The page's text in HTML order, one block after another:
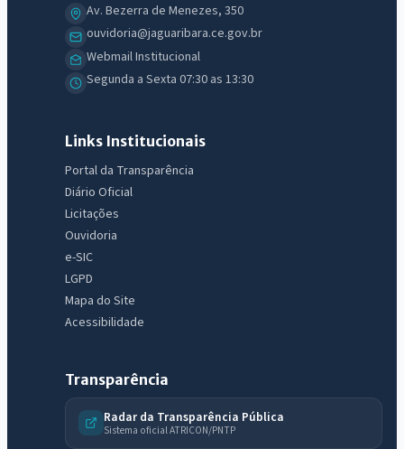
Av. Bezerra de Menezes, 350
ouvidoria@jaguaribara.ce.gov.br
Webmail Institucional
Segunda a Sexta 07:30 as 13:30
Links Institucionais
Portal da Transparência
Diário Oficial
Licitações
Ouvidoria
e-SIC
LGPD
Mapa do Site
Acessibilidade
Transparência
Radar da Transparência Pública
Sistema oficial ATRICON/PNTP
IntGest AI
Assistente do Portal
Olá. Pergunte sobre serviços, notícias, legislação, Diário Oficial,
licitações, estrutura ou transparência do município.